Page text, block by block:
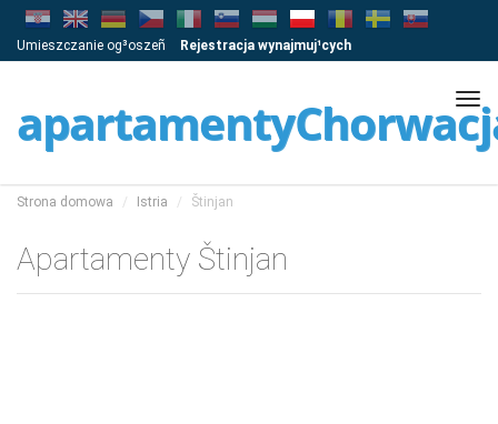
Umieszczanie og³oszeñ Rejestracja wynajmuj¹cych
Strona domowa Istria Štinjan
Apartamenty Štinjan